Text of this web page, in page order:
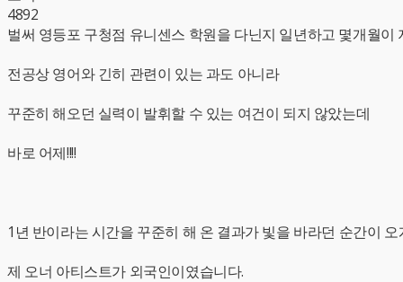
4892
벌써 영등포 구청점 유니센스 학원을 다닌지 일년하고 몇개월이
전공상 영어와 긴히 관련이 있는 과도 아니라
꾸준히 해오던 실력이 발휘할 수 있는 여건이 되지 않았는데
바로 어제!!!!
1년 반이라는 시간을 꾸준히 해 온 결과가 빛을 바라던 순간이 오
제 오너 아티스트가 외국인이였습니다.